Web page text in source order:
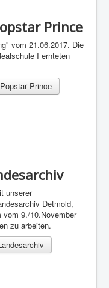
Prince
vom 21.06.2017. Die
I ernteten
Prince
unserer
Detmold,
vom 9./10.November
zu arbeiten.